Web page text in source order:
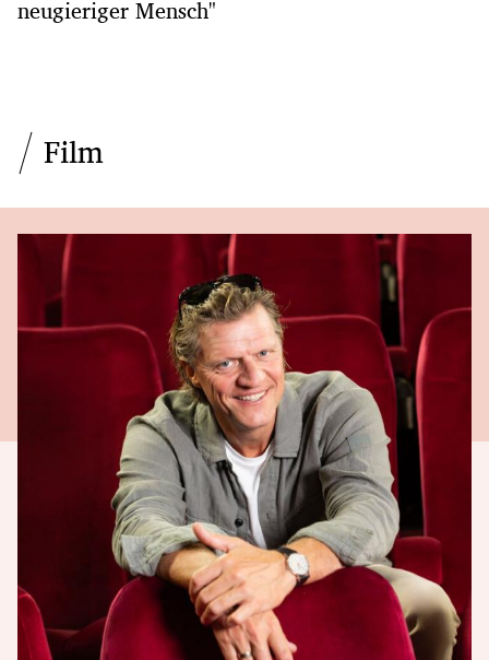
neugieriger Mensch"
Film